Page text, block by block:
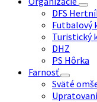
DFS
Futbalový
Turistický
DHZ
PS Hôrka
Farnosť
Sväté